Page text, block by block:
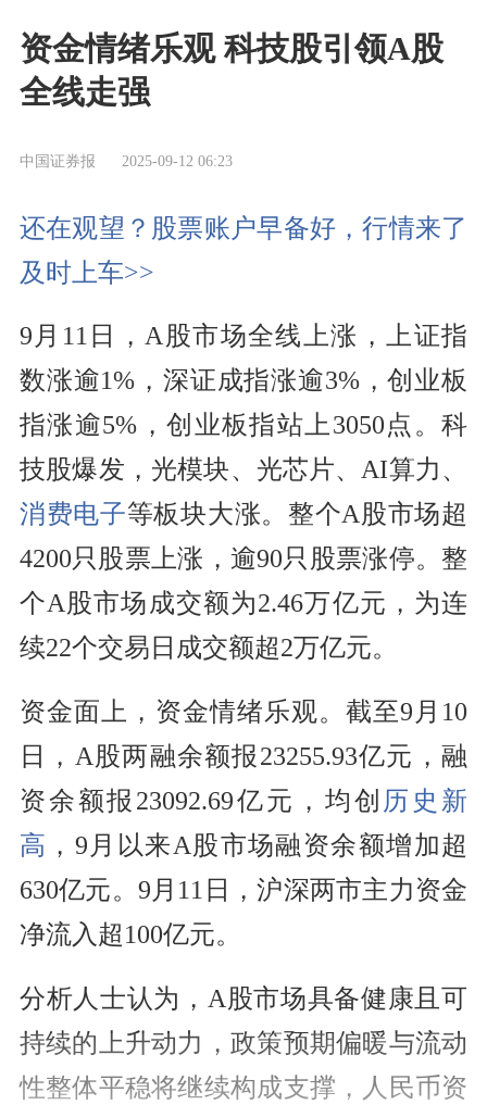
资金情绪乐观 科技股引领A股
全线走强
中国证券报 2025-09-12 06:23
还在观望？股票账户早备好，行情来了
及时上车>>
9月11日，A股市场全线上涨，上证指
数涨逾1%，深证成指涨逾3%，创业板
指涨逾5%，创业板指站上3050点。科
技股爆发，光模块、光芯片、AI算力、
消费电子等板块大涨。整个A股市场超
4200只股票上涨，逾90只股票涨停。整
个A股市场成交额为2.46万亿元，为连
续22个交易日成交额超2万亿元。
资金面上，资金情绪乐观。截至9月10
日，A股两融余额报23255.93亿元，融
资余额报23092.69亿元，均创 历史新
高 ，9月以来A股市场融资余额增加超
630亿元。9月11日，沪深两市主力资金
净流入超100亿元。
分析人士认为，A股市场具备健康且可
持续的上升动力，政策预期偏暖与流动
性整体平稳将继续构成支撑，人民币资